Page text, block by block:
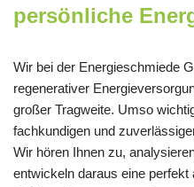
persönliche
Wir bei der Energieschmiede
regenerativer
großer Tragweite. Umso
fachkundigen und
Wir hören Ihnen zu,
entwickeln daraus eine